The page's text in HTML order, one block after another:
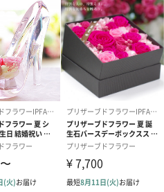
なく仕様変更する場合があります。
】
マ字のみ）
選択）